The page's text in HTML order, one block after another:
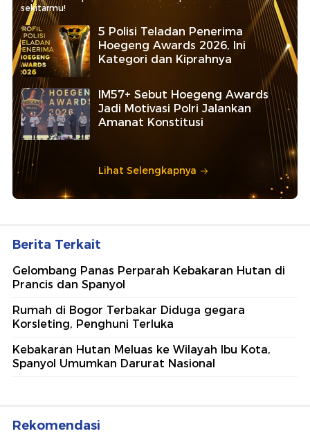
sekitarmu!
5 Polisi Teladan Penerima
Hoegeng Awards 2026, Ini
Kategori dan Kiprahnya
IM57+ Sebut Hoegeng Awards
Jadi Motivasi Polri Jalankan
Amanat Konstitusi
Lihat Selengkapnya
Berita Terkait
Gelombang Panas Perparah Kebakaran Hutan di
Prancis dan Spanyol
Rumah di Bogor Terbakar Diduga gegara
Korsleting, Penghuni Terluka
Kebakaran Hutan Meluas ke Wilayah Ibu Kota,
Spanyol Umumkan Darurat Nasional
Rekomendasi